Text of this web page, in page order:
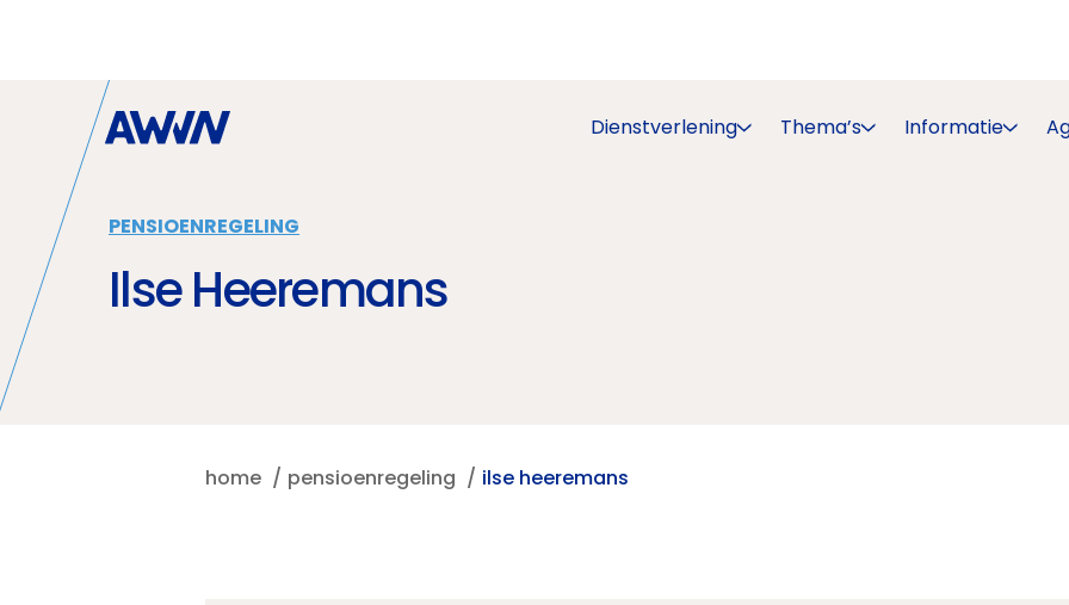
Dienstverlening Thema’s Informatie
PENSIOENREGELING
Ilse Heeremans
home pensioenregeling ilse heeremans